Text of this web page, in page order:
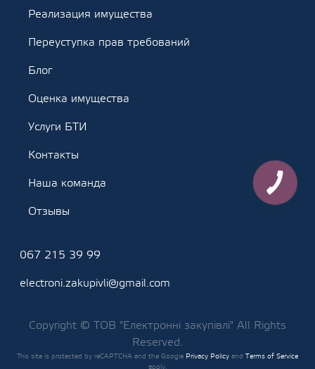
Реализация имущества
Переуступка прав требований
Блог
Оценка имущества
Услуги БТИ
Контакты
Наша команда
Отзывы
067 215 39 99
electroni.zakupivli@gmail.com
Copyright © ТОВ "Електронні закупівлі" All Rights
Reserved.
This site is protected by reCAPTCHA and the Google Privacy Policy and Terms of Service
apply.